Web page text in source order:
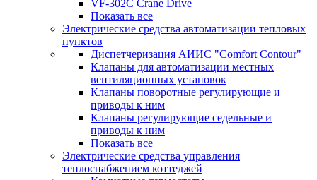
VF-302C Crane Drive
Показать все
Электрические средства автоматизации тепловых
пунктов
Диспетчеризация АИИС "Comfort Contour"
Клапаны для автоматизации местных
вентиляционных установок
Клапаны поворотные регулирующие и
приводы к ним
Клапаны регулирующие седельные и
приводы к ним
Показать все
Электрические средства управления
теплоснабжением коттеджей